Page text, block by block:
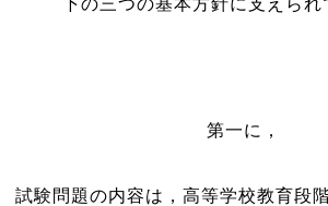
下の三つの基本方針に支えられ
第一に，
試験問題の内容は，高等学校教育段